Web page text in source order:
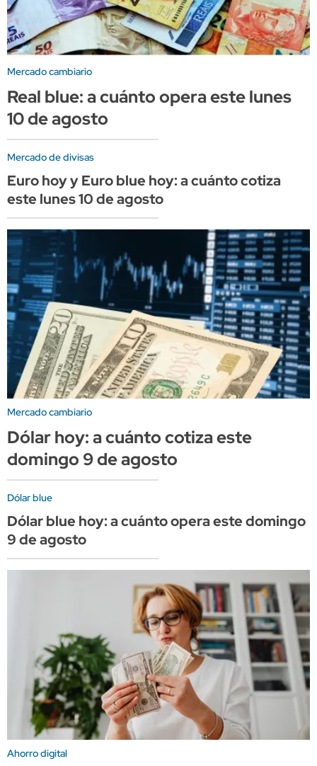
Mercado cambiario
Real blue: a cuánto opera este lunes
10 de agosto
Mercado de divisas
Euro hoy y Euro blue hoy: a cuánto cotiza
este lunes 10 de agosto
Mercado cambiario
Dólar hoy: a cuánto cotiza este
domingo 9 de agosto
Dólar blue
Dólar blue hoy: a cuánto opera este domingo
9 de agosto
Ahorro digital